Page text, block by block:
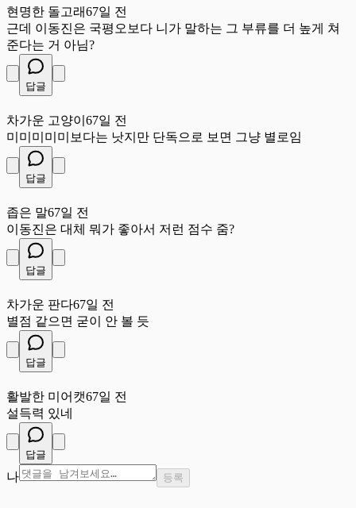
현명한 돌고래67일 전
근데 이동진은 국평오보다 니가 말하는 그 부류를 더 높게 쳐
준다는 거 아님?
답글
차가운 고양이 67일 전
미미미미미보다는 낫지만 단독으로 보면 그냥 별로임
답글
좁은 말67일 전
이동진은 대체 뭐가 좋아서 저런 점수 줌?
답글
차가운 판다67일 전
별점 같으면 굳이 안 볼 듯
답글
활발한 미어캣67일 전
설득력 있네
답글
나 등록